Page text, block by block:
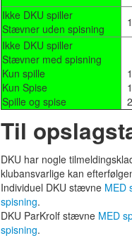
Ikke DKU spiller
Stævner uden spisning
Ikke DKU spiller
Stævner med spisning
Kun spille
Kun Spise
Spille og spise
Til
DKU har nogle
klubansvarlige kan
Individuel DKU stævne MED
spisning.
DKU ParKrolf stævne MED
spisning.